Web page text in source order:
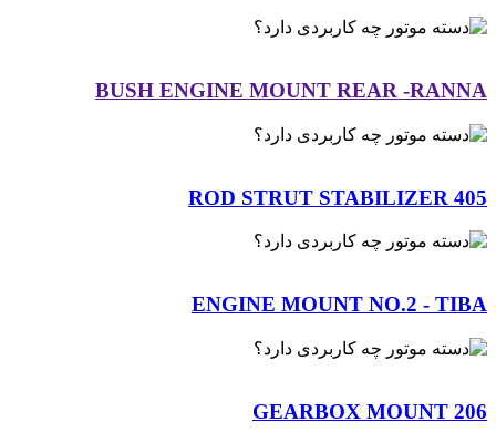
BUSH ENGINE MOUNT
ROD STRUT
ENGINE